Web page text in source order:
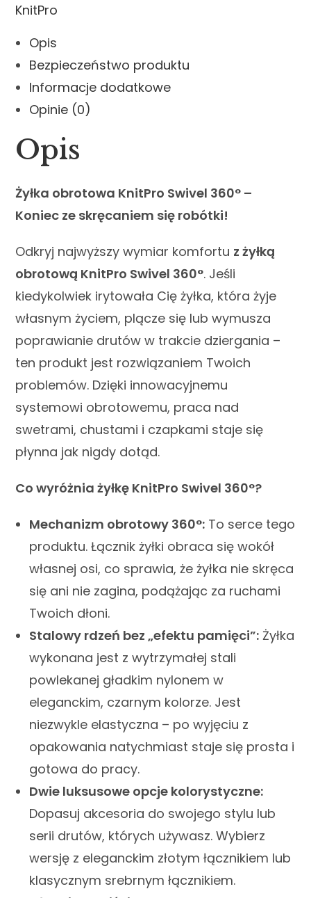
KnitPro
Opis
Bezpieczeństwo produktu
Informacje dodatkowe
Opinie (0)
Opis
Żyłka obrotowa KnitPro Swivel 360° –
Koniec ze skręcaniem się robótki!
Odkryj najwyższy wymiar komfortu z żyłką
obrotową KnitPro Swivel 360°. Jeśli
kiedykolwiek irytowała Cię żyłka, która żyje
własnym życiem, plącze się lub wymusza
poprawianie drutów w trakcie dziergania –
ten produkt jest rozwiązaniem Twoich
problemów. Dzięki innowacyjnemu
systemowi obrotowemu, praca nad
swetrami, chustami i czapkami staje się
płynna jak nigdy dotąd.
Co wyróżnia żyłkę KnitPro Swivel 360°?
Mechanizm obrotowy 360°: To serce tego
produktu. Łącznik żyłki obraca się wokół
własnej osi, co sprawia, że żyłka nie skręca
się ani nie zagina, podążając za ruchami
Twoich dłoni.
Stalowy rdzeń bez „efektu pamięci”: Żyłka
wykonana jest z wytrzymałej stali
powlekanej gładkim nylonem w
eleganckim, czarnym kolorze. Jest
niezwykle elastyczna – po wyjęciu z
opakowania natychmiast staje się prosta i
gotowa do pracy.
Dwie luksusowe opcje kolorystyczne:
Dopasuj akcesoria do swojego stylu lub
serii drutów, których używasz. Wybierz
wersję z eleganckim złotym łącznikiem lub
klasycznym srebrnym łącznikiem.